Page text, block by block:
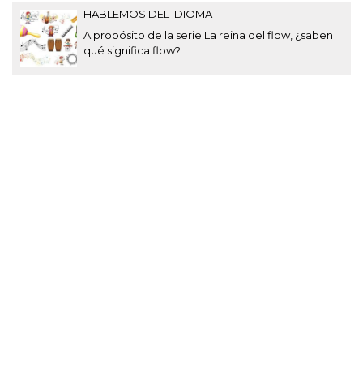
HABLEMOS DEL IDIOMA
A propósito de la serie La reina del flow, ¿saben
qué significa flow?